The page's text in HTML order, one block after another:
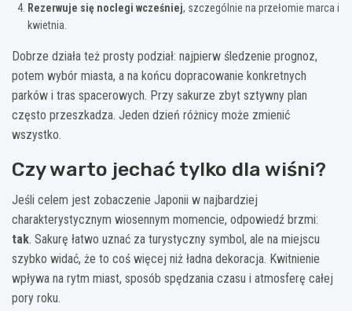
Rezerwuje się noclegi wcześniej, szczególnie na przełomie marca i
kwietnia.
Dobrze działa też prosty podział: najpierw śledzenie prognoz,
potem wybór miasta, a na końcu dopracowanie konkretnych
parków i tras spacerowych. Przy sakurze zbyt sztywny plan
często przeszkadza. Jeden dzień różnicy może zmienić
wszystko.
Czy warto jechać tylko dla wiśni?
Jeśli celem jest zobaczenie Japonii w najbardziej
charakterystycznym wiosennym momencie, odpowiedź brzmi:
tak. Sakurę łatwo uznać za turystyczny symbol, ale na miejscu
szybko widać, że to coś więcej niż ładna dekoracja. Kwitnienie
wpływa na rytm miast, sposób spędzania czasu i atmosferę całej
pory roku.